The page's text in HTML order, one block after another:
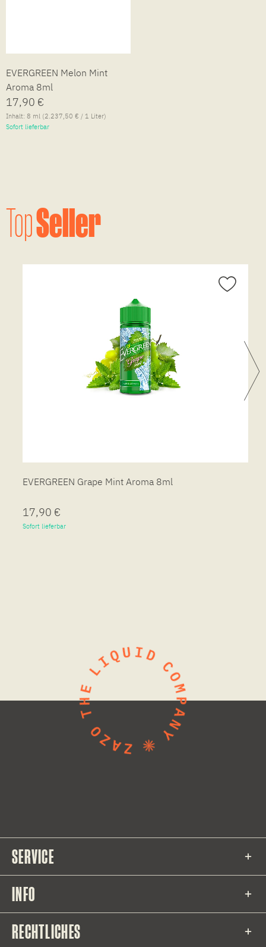
EVERGREEN Melon Mint
Aroma 8ml
17,90 €
Inhalt:8 ml (2.237,50 € / 1 Liter)
Sofort lieferbar
TopSeller
EVERGREEN Grape Mint Aroma 8ml
17,90 €
Sofort lieferbar
SERVICE
INFO
RECHTLICHES